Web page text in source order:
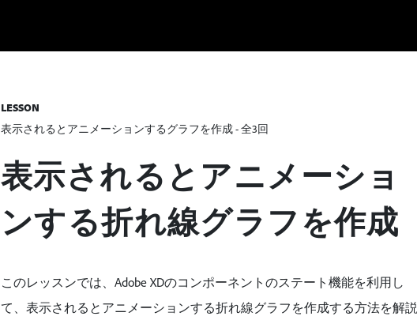
LESSON
表示されるとアニメーションするグラフを作成 - 全3回
表示されるとアニメーショ
ンする折れ線グラフを作成
このレッスンでは、Adobe XDのコンポーネントのステート機能を利用し
て、表示されるとアニメーションする折れ線グラフを作成する方法を解説